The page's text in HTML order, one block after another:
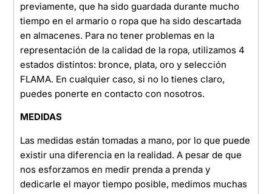
previamente, que ha sido guardada durante mucho
tiempo en el armario o ropa que ha sido descartada
en almacenes. Para no tener problemas en la
representación de la calidad de la ropa, utilizamos 4
estados distintos: bronce, plata, oro y selección
FLAMA. En cualquier caso, si no lo tienes claro,
puedes ponerte en contacto con nosotros.
MEDIDAS
Las medidas están tomadas a mano, por lo que puede
existir una diferencia en la realidad. A pesar de que
nos esforzamos en medir prenda a prenda y
dedicarle el mayor tiempo posible, medimos muchas